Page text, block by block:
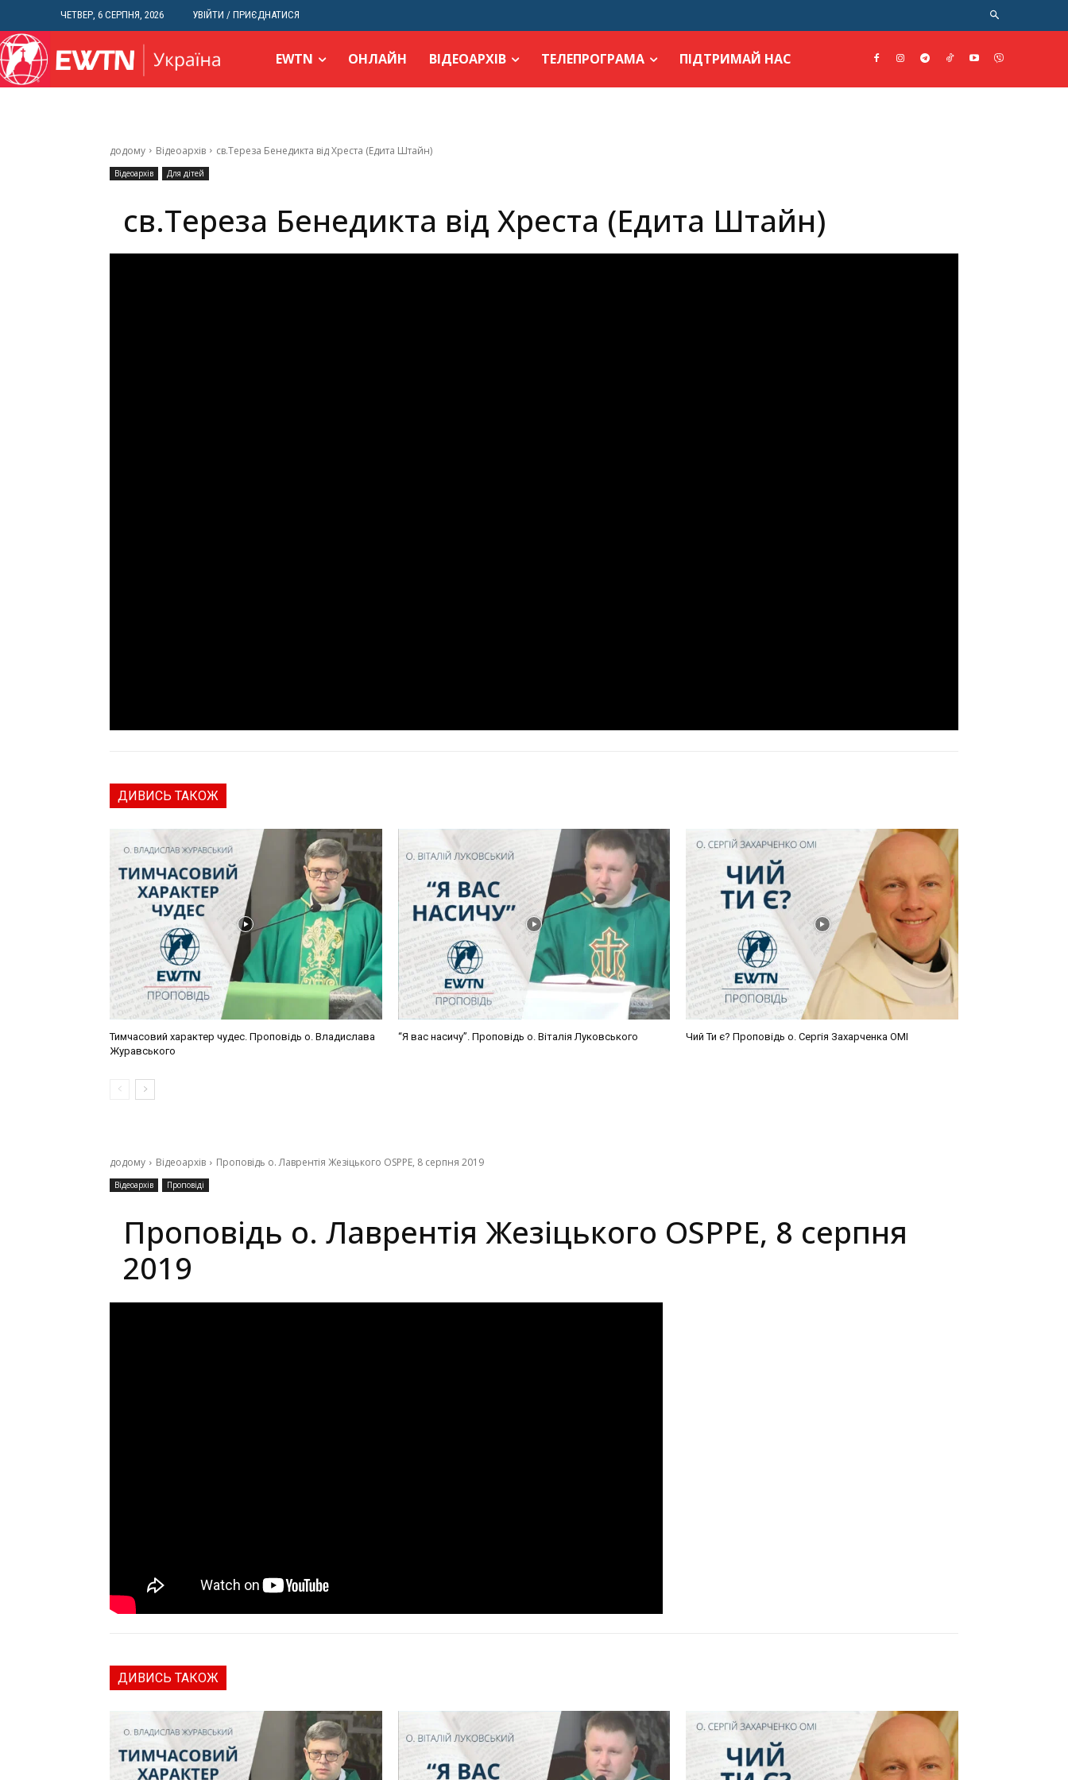
ЧЕТВЕР, 6 СЕРПНЯ, 2026 УВІЙТИ / ПРИЄДНАТИСЯ
EWTN ОНЛАЙН ВІДЕОАРХІВ ТЕЛЕПРОГРАМА ПІДТРИМАЙ НАС
додому Відеоархів св.Тереза Бенедикта від Хреста (Едита Штайн)
Відеоархів Для дітей
св.Тереза Бенедикта від Хреста (Едита Штайн)
ДИВИСЬ ТАКОЖ
Тимчасовий характер чудес. Проповідь о. Владислава
Журавського
“Я вас насичу”. Проповідь о. Віталія Луковського Чий Ти є? Проповідь о. Сергія Захарченка ОМІ